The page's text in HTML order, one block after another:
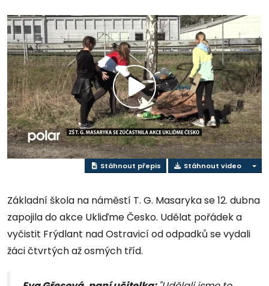
Přehrát
video
Stáhnout přepis Stáhnout video
Základní škola na náměstí T. G. Masaryka se 12. dubna
zapojila do akce Ukliďme Česko. Udělat pořádek a
vyčistit Frýdlant nad Ostravicí od odpadků se vydali
žáci čtvrtých až osmých tříd.